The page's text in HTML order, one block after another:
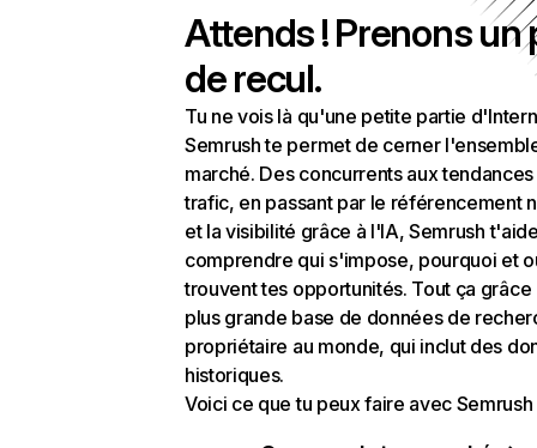
Attends ! Prenons un
de recul.
Tu ne vois là qu'une petite partie
Semrush te permet de cerner
marché. Des concurrents aux
trafic, en passant par le référencement
et la visibilité grâce à l'IA, Semrush
comprendre qui s'impose, pourquoi et
trouvent tes opportunités. Tout ça grâce
plus grande base de données de
propriétaire au monde, qui inclut des
historiques.
Voici ce que tu peux faire avec Semrush